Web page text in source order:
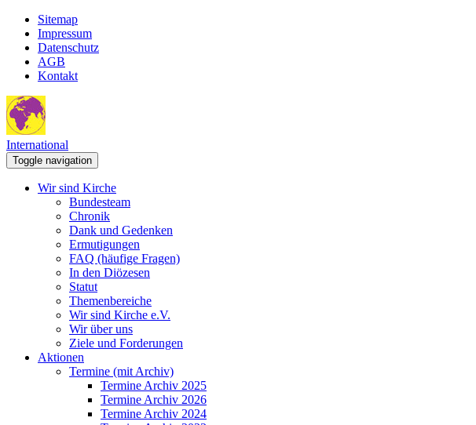
Sitemap
Impressum
Datenschutz
AGB
Kontakt
International
Toggle navigation
Wir sind Kirche
Bundesteam
Chronik
Dank und Gedenken
Ermutigungen
FAQ (häufige Fragen)
In den Diözesen
Statut
Themenbereiche
Wir sind Kirche e.V.
Wir über uns
Ziele und Forderungen
Aktionen
Termine (mit Archiv)
Termine Archiv 2025
Termine Archiv 2026
Termine Archiv 2024